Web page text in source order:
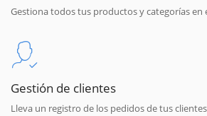
Gestiona todos tus productos y categorías en
Gestión de clientes
Lleva un registro de los pedidos de tus